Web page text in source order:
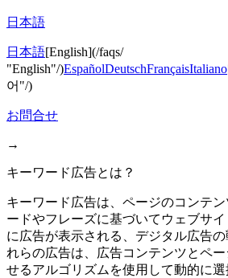
日本語
日本語[English](/faqs/
"English"/)EspañolDeutschFrançaisItaliano
어"/)
お問合せ
→
キーワード広告とは？
キーワード広告は、ページのコンテ
ードやフレーズに基づいてウェブサ
に広告が表示される、デジタル広告
れらの広告は、広告コンテンツとペ
せるアルゴリズムを使用して動的に